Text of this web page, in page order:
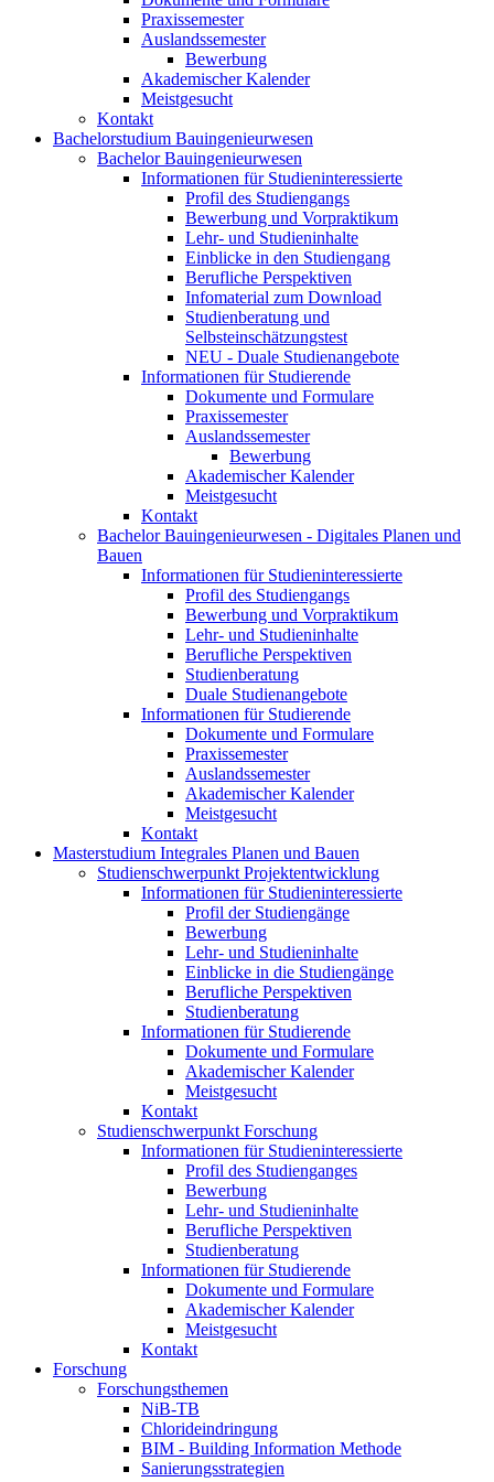
Praxissemester
Auslandssemester
Bewerbung
Akademischer Kalender
Meistgesucht
Kontakt
Bachelorstudium Bauingenieurwesen
Bachelor Bauingenieurwesen
Informationen für Studieninteressierte
Profil des Studiengangs
Bewerbung und Vorpraktikum
Lehr- und Studieninhalte
Einblicke in den Studiengang
Berufliche Perspektiven
Infomaterial zum Download
Studienberatung und
Selbsteinschätzungstest
NEU - Duale Studienangebote
Informationen für Studierende
Dokumente und Formulare
Praxissemester
Auslandssemester
Bewerbung
Akademischer Kalender
Meistgesucht
Kontakt
Bachelor Bauingenieurwesen - Digitales Planen und
Bauen
Informationen für Studieninteressierte
Profil des Studiengangs
Bewerbung und Vorpraktikum
Lehr- und Studieninhalte
Berufliche Perspektiven
Studienberatung
Duale Studienangebote
Informationen für Studierende
Dokumente und Formulare
Praxissemester
Auslandssemester
Akademischer Kalender
Meistgesucht
Kontakt
Masterstudium Integrales Planen und Bauen
Studienschwerpunkt Projektentwicklung
Informationen für Studieninteressierte
Profil der Studiengänge
Bewerbung
Lehr- und Studieninhalte
Einblicke in die Studiengänge
Berufliche Perspektiven
Studienberatung
Informationen für Studierende
Dokumente und Formulare
Akademischer Kalender
Meistgesucht
Kontakt
Studienschwerpunkt Forschung
Informationen für Studieninteressierte
Profil des Studienganges
Bewerbung
Lehr- und Studieninhalte
Berufliche Perspektiven
Studienberatung
Informationen für Studierende
Dokumente und Formulare
Akademischer Kalender
Meistgesucht
Kontakt
Forschung
Forschungsthemen
NiB-TB
Chlorideindringung
BIM - Building Information Methode
Sanierungsstrategien